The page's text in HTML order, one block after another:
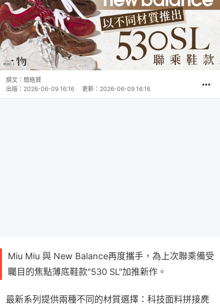
撰文： 簡皓賢
出版： 2026-06-09 16:16 更新： 2026-06-09 16:16
Miu Miu 與 New Balance再度攜手，為上次聯乘備受
矚目的焦點薄底鞋款"530 SL"加推新作。
最新系列提供兩種不同的材質選擇：科技面料拼接麂